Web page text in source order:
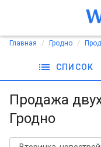
Главная Гродно
list СПИСОК
Продажа
Гродно